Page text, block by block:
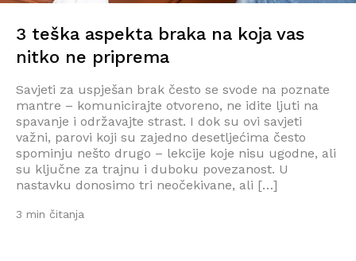
3 teška aspekta braka na koja vas
nitko ne priprema
Savjeti za uspješan brak često se svode na poznate
mantre – komunicirajte otvoreno, ne idite ljuti na
spavanje i održavajte strast. I dok su ovi savjeti
važni, parovi koji su zajedno desetljećima često
spominju nešto drugo – lekcije koje nisu ugodne, ali
su ključne za trajnu i duboku povezanost. U
nastavku donosimo tri neočekivane, ali […]
3 min čitanja